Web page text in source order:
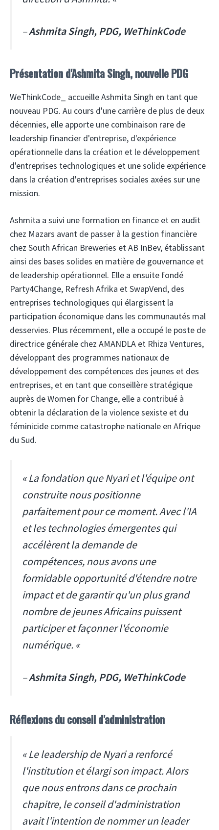
–Ashmita Singh, PDG, WeThinkCode
Présentation d'Ashmita Singh, nouvelle PDG
WeThinkCode_ accueille Ashmita Singh en tant que
nouveau PDG. Au cours d'une carrière de plus de deux
décennies, elle apporte une combinaison rare de
leadership financier d'entreprise, d'expérience
opérationnelle dans la création et le développement
d'entreprises technologiques et une solide expérience
dans la création d'entreprises sociales axées sur une
mission.
Ashmita a suivi une formation en finance et en audit
chez Mazars avant de passer à la gestion financière
chez South African Breweries et AB InBev, établissant
ainsi des bases solides en matière de gouvernance et
de leadership opérationnel. Elle a ensuite fondé
Party4Change, Refresh Afrika et SwapVend, des
entreprises technologiques qui élargissent la
participation économique dans les communautés mal
desservies. Plus récemment, elle a occupé le poste de
directrice générale chez AMANDLA et Rhiza Ventures,
développant des programmes nationaux de
développement des compétences des jeunes et des
entreprises, et en tant que conseillère stratégique
auprès de Women for Change, elle a contribué à
obtenir la déclaration de la violence sexiste et du
féminicide comme catastrophe nationale en Afrique
du Sud.
« La fondation que Nyari et l'équipe ont
construite nous positionne
parfaitement pour ce moment. Avec l'IA
et les technologies émergentes qui
accélèrent la demande de
compétences, nous avons une
formidable opportunité d'étendre notre
impact et de garantir qu'un plus grand
nombre de jeunes Africains puissent
participer et façonner l'économie
numérique. «
–Ashmita Singh, PDG, WeThinkCode
Réflexions du conseil d'administration
« Le leadership de Nyari a renforcé
l'institution et élargi son impact. Alors
que nous entrons dans ce prochain
chapitre, le conseil d'administration
avait l'intention de nommer un leader